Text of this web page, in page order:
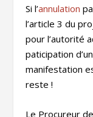
Si l’annulation
l’article 3 du
pour l’autorité
paticipation
manifestation
reste !
Le Procureur